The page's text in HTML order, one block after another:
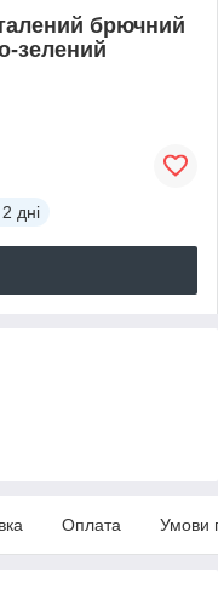
брючний
зелений
2 дні
Оплата Умови